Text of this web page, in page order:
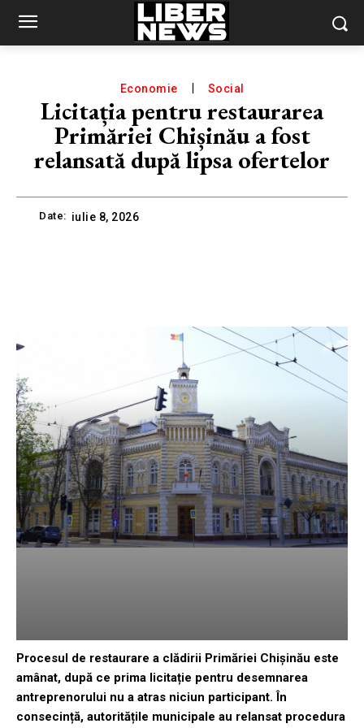
Economie Social
Licitația pentru restaurarea
Primăriei Chișinău a fost
relansată după lipsa ofertelor
Date: iulie 8, 2026
Procesul de restaurare a clădirii Primăriei Chișinău este
amânat, după ce prima licitație pentru desemnarea
antreprenorului nu a atras niciun participant. În
consecință, autoritățile municipale au relansat procedura